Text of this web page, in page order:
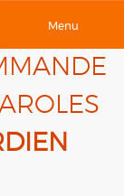
Menu